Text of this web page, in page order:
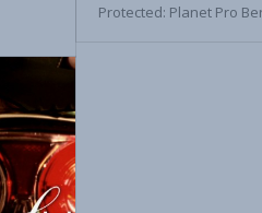
Protected: Planet Pro